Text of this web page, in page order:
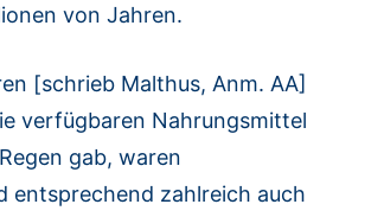
von Jahren.
[schrieb Malthus, Anm. AA]
verfügbaren Nahrungsmittel
gab, waren
entsprechend zahlreich auch